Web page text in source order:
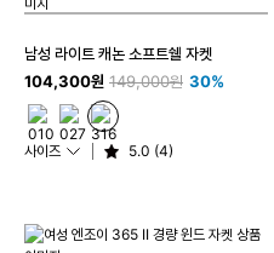
남성 라이트 캐논 소프트쉘 자켓
104,300원 149,000원 30%
사이즈 5.0 (4)